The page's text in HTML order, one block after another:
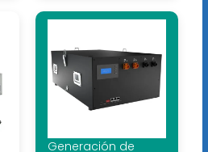
Generación de